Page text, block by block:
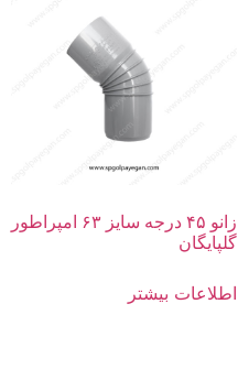
زانو ۴۵ درجه سایز ۶۳ امپراطور
گلپایگان
اطلاعات بیشتر